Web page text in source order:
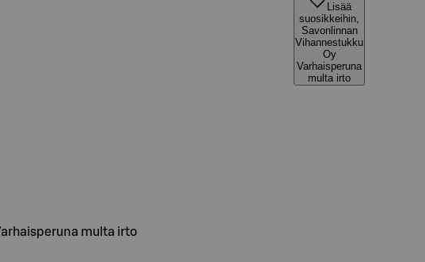
Lisää
suosikkeihin,
Savonlinnan
Vihannestukku
Oy
Varhaisperuna
multa irto
multa irto